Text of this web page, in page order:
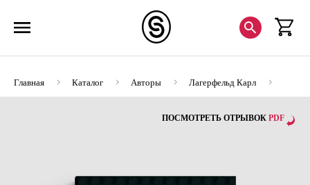
Главная Каталог Авторы
Лагерфельд Карл
Карл Лагерфельд. Мудрость жизни. Философия стиля
ПОСМОТРЕТЬ ОТРЫВОК PDF